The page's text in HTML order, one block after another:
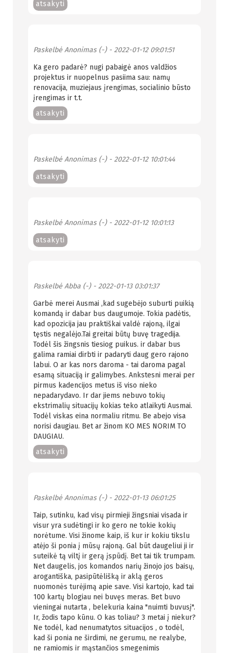
atsakyti
Paskelbė Anonimas (-)- 2022-01-12 09:01:51
Ka gero padarė? nugi pabaigė anos valdžios
projektus ir nuopelnus pasiima sau: namų
renovacija, muziejaus įrengimas, socialinio būsto
įrengimas ir t.t.
atsakyti
Paskelbė Anonimas (-)- 2022-01-12 10:01:44
atsakyti
Paskelbė Anonimas (-)- 2022-01-12 10:01:13
atsakyti
Paskelbė Abba (-)- 2022-01-13 03:01:37
Garbė merei Ausmai ,kad sugebėjo suburti puikią
komandą ir dabar bus daugumoje. Tokia padėtis,
kad opozicija jau praktiškai valdė rajoną, ilgai
tęstis negalėjo.Tai greitai būtų buvę tragedija.
Todėl šis žingsnis tiesiog puikus. ir dabar bus
galima ramiai dirbti ir padaryti daug gero rajono
labui. O ar kas nors daroma - tai daroma pagal
esamą situaciją ir galimybes. Ankstesni merai per
pirmus kadencijos metus iš viso nieko
nepadarydavo. Ir dar jiems nebuvo tokių
ekstrimalių situacijų kokias teko atlaikyti Ausmai.
Todėl viskas eina normaliu ritmu. Be abejo visa
norisi daugiau. Bet ar žinom KO MES NORIM TO
DAUGIAU.
atsakyti
Paskelbė Anonimas (-)- 2022-01-13 06:01:25
Taip, sutinku, kad visų pirmieji žingsniai visada ir
visur yra sudėtingi ir ko gero ne tokie kokių
norėtume. Visi žinome kaip, iš kur ir kokiu tikslu
atėjo ši ponia į mūsų rajoną. Gal būt daugeliui ji ir
suteikė tą viltį ir gerą įspūdį. Bet tai tik trumpam.
Net daugelis, jos komandos narių žinojo jos baisų,
arogantiška, pasipūtėlišką ir aklą geros
nuomonės turėjimą apie save. Visi kartojo, kad tai
100 kartų blogiau nei buvęs meras. Bet buvo
vieningai nutarta , belekuria kaina "nuimti buvusį".
Ir, žodis tapo kūnu. O kas toliau? 3 metai į niekur?
Ne todėl, kad nenumatytos situacijos , o todėl,
kad ši ponia ne širdimi, ne gerumu, ne realybe,
ne ramiomis ir mąstančios smegenimis